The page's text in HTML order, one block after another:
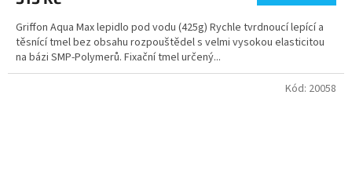
Griffon Aqua Max lepidlo pod vodu (425g) Rychle tvrdnoucí lepící a
těsnící tmel bez obsahu rozpouštědel s velmi vysokou elasticitou
na bázi SMP-Polymerů. Fixační tmel určený...
Kód: 20058